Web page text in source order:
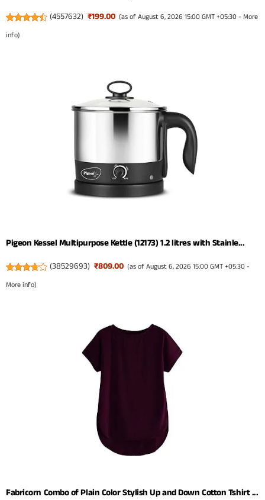
(4557632) ₹199.00 (as of August 6, 2026 15:00 GMT +05:30 -More
info)
Pigeon Kessel Multipurpose Kettle (12173) 1.2 litres with Stainle...
(38529693) ₹809.00 (as of August 6, 2026 15:00 GMT +05:30 -
More info)
Fabricorn Combo of Plain Color Stylish Up and Down Cotton Tshirt ...